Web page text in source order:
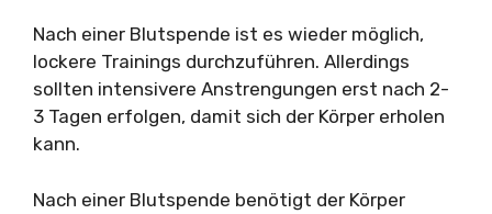
Nach einer Blutspende ist es wieder möglich,
lockere Trainings durchzuführen. Allerdings
sollten intensivere Anstrengungen erst nach 2-
3 Tagen erfolgen, damit sich der Körper erholen
kann.
Nach einer Blutspende benötigt der Körper